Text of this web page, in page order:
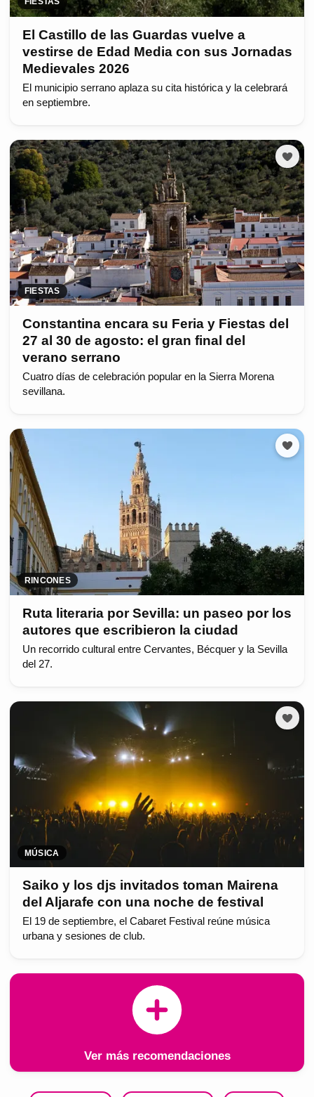
El Castillo de las Guardas vuelve a
vestirse de Edad Media con sus Jornadas
Medievales 2026
El municipio serrano aplaza su cita histórica y la celebrará
en septiembre.
FIESTAS
Constantina encara su Feria y Fiestas del
27 al 30 de agosto: el gran final del
verano serrano
Cuatro días de celebración popular en la Sierra Morena
sevillana.
RINCONES
Ruta literaria por Sevilla: un paseo por los
autores que escribieron la ciudad
Un recorrido cultural entre Cervantes, Bécquer y la Sevilla
del 27.
MÚSICA
Saiko y los djs invitados toman Mairena
del Aljarafe con una noche de festival
El 19 de septiembre, el Cabaret Festival reúne música
urbana y sesiones de club.
Ver más recomendaciones